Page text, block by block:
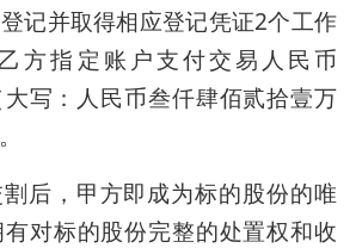
记并取得相应登记凭证2个工作
方指定账户支付交易人民币
写：人民币叁仟肆佰贰拾壹万
后，甲方即成为标的股份的唯
对标的股份完整的处置权和收